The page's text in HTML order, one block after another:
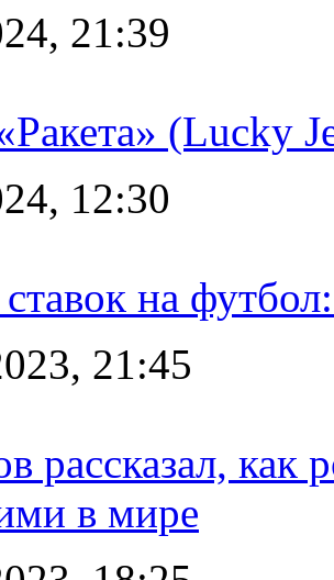
21:39
(Lucky
12:30
на
21:45
рассказал, как
в мире